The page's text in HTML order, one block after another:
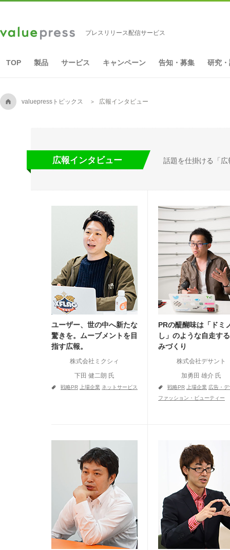
プレスリリース配信サービス
TOP 製品 サービス キャンペーン 告知・募集 研究
A valuepressトピックス 広報インタビュー
広報インタビュー 話題を仕掛ける「
ユーザー、世の中へ新たな
驚きを。ムーブメントを目
指す広報。
株式会社ミクシィ
下田 健二朗 氏
a 戦略PR 上場企業 ネットサービス
PRの醍醐味は「ドミ
し」のような自走す
みづくり
株式会社デサント
加勇田 雄介 氏
a 戦略PR 上場企業 広告・
ファッション・ビューティー